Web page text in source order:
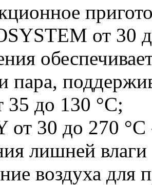
от 30
пара,
35 до 130 °C;
от 30 до 270
лишней
воздуха для